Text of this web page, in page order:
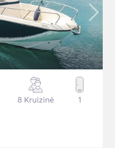
8 Kruizinė 1